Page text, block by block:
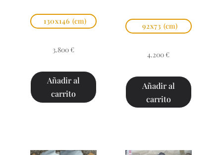
130x146 (cm)
3.800 €
Añadir al
carrito
92x73 (cm)
4.200 €
Añadir al
carrito